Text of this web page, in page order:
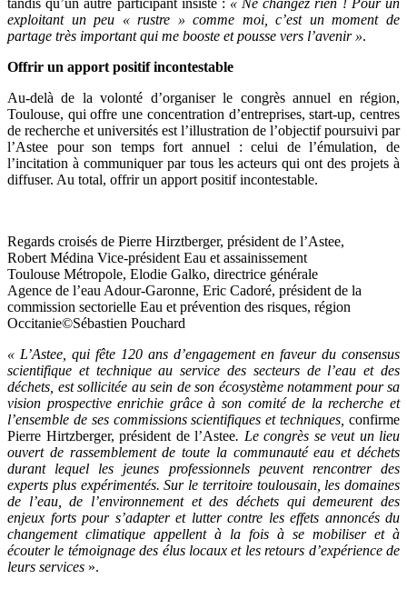
tandis qu’un autre participant insiste : « Ne changez rien ! Pour un
exploitant un peu « rustre » comme moi, c’est un moment de
partage très important qui me booste et pousse vers l’avenir ».
Offrir un apport positif incontestable
Au-delà de la volonté d’organiser le congrès annuel en région,
Toulouse, qui offre une concentration d’entreprises, start-up, centres
de recherche et universités est l’illustration de l’objectif poursuivi par
l’Astee pour son temps fort annuel : celui de l’émulation, de
l’incitation à communiquer par tous les acteurs qui ont des projets à
diffuser. Au total, offrir un apport positif incontestable.
Regards croisés de Pierre Hirztberger, président de l’Astee,
Robert Médina Vice-président Eau et assainissement
Toulouse Métropole, Elodie Galko, directrice générale
Agence de l’eau Adour-Garonne, Eric Cadoré, président de la
commission sectorielle Eau et prévention des risques, région
Occitanie©Sébastien Pouchard
« L’Astee, qui fête 120 ans d’engagement en faveur du consensus
scientifique et technique au service des secteurs de l’eau et des
déchets, est sollicitée au sein de son écosystème notamment pour sa
vision prospective enrichie grâce à son comité de la recherche et
l’ensemble de ses commissions scientifiques et techniques, confirme
Pierre Hirtzberger, président de l’Astee. Le congrès se veut un lieu
ouvert de rassemblement de toute la communauté eau et déchets
durant lequel les jeunes professionnels peuvent rencontrer des
experts plus expérimentés. Sur le territoire toulousain, les domaines
de l’eau, de l’environnement et des déchets qui demeurent des
enjeux forts pour s’adapter et lutter contre les effets annoncés du
changement climatique appellent à la fois à se mobiliser et à
écouter le témoignage des élus locaux et les retours d’expérience de
leurs services ».